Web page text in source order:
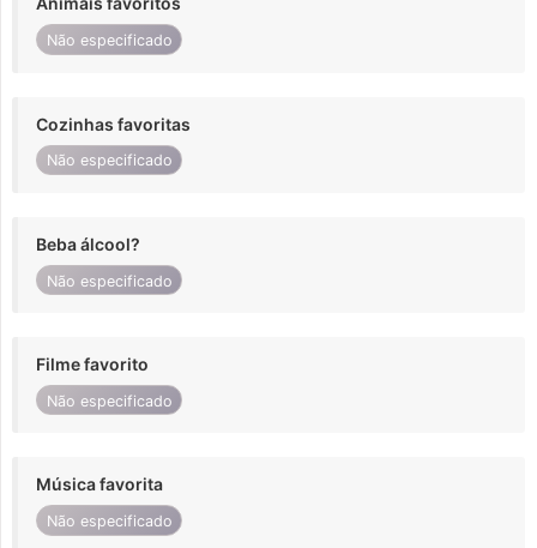
Não especificado
Cozinhas favoritas
Não especificado
Beba álcool?
Não especificado
Filme favorito
Não especificado
Música favorita
Não especificado